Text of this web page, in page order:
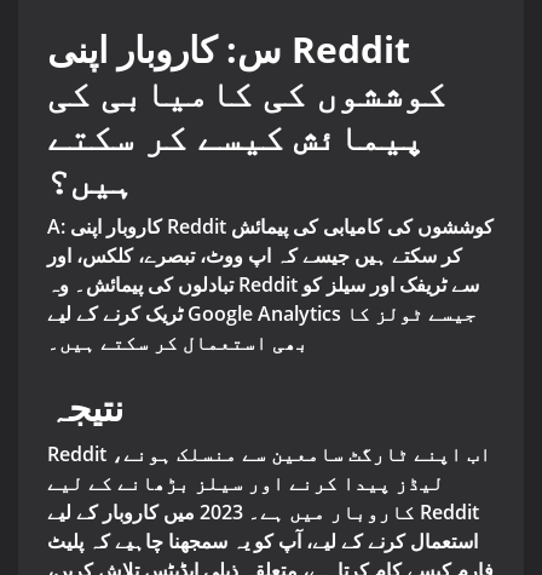
س: کاروبار اپنی Reddit
کوششوں کی کامیابی کی
پیمائش کیسے کر سکتے
ہیں؟
A: کاروبار اپنی Reddit کوششوں کی کامیابی کی پیمائش
کر سکتے ہیں جیسے کہ اپ ووٹ، تبصرے، کلکس، اور
تبادلوں کی پیمائش۔ وہ Reddit سے ٹریفک اور سیلز کو
ٹریک کرنے کے لیے Google Analytics جیسے ٹولز کا
بھی استعمال کر سکتے ہیں۔
نتیجہ
Reddit اب اپنے ٹارگٹ سامعین سے منسلک ہونے،
لیڈز پیدا کرنے اور سیلز بڑھانے کے لیے
کاروبار میں ہے۔ 2023 میں کاروبار کے لیے Reddit
استعمال کرنے کے لیے، آپ کو یہ سمجھنا چاہیے کہ پلیٹ